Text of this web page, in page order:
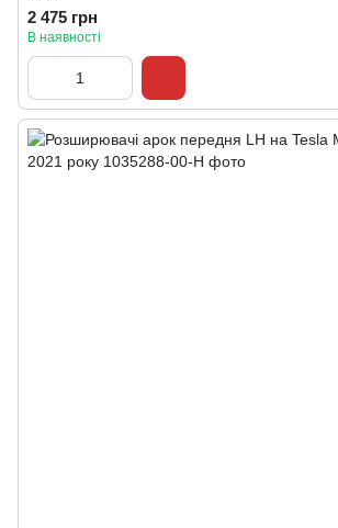
2 475 грн
В наявності